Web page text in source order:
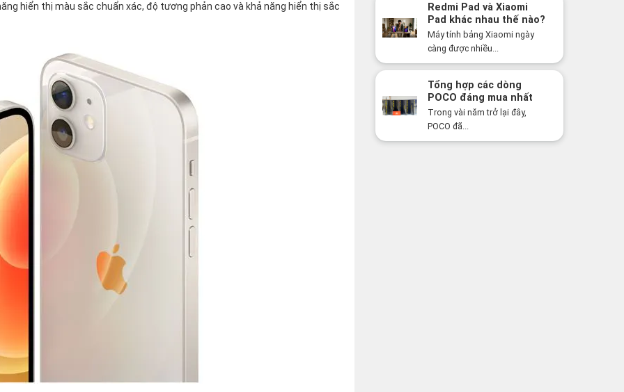
hiển thị màu sắc chuẩn xác, độ tương phản cao và khả năng hiển thị sắc
Redmi Pad và Xiaomi
Pad khác nhau thế nào?
Nên mua dòng nào năm
2026?
Máy tính bảng Xiaomi ngày
càng được nhiều...
Tổng hợp các dòng
POCO đáng mua nhất
năm 2026: Hiệu năng
mạnh, giá cực tốt
Trong vài năm trở lại đây,
POCO đã...